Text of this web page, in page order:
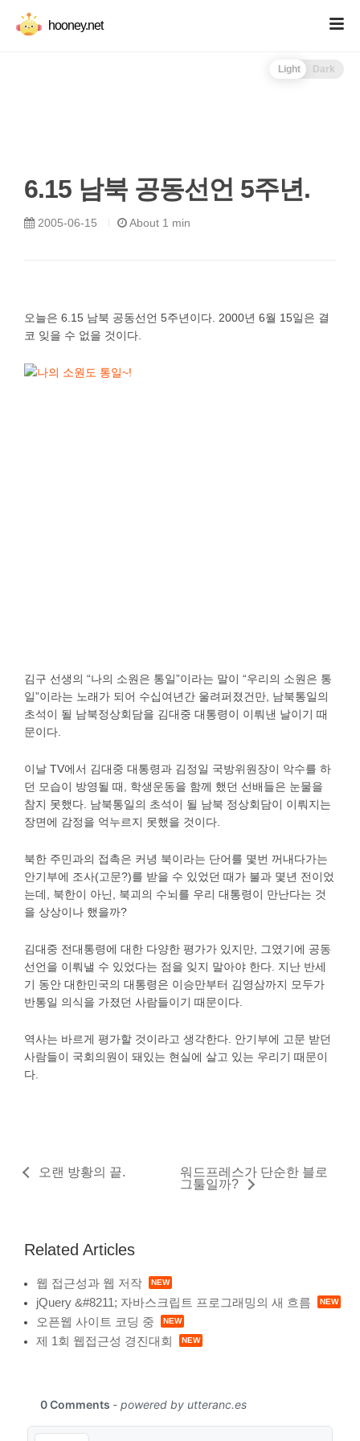
hooney.net
Light Dark
6.15 남북 공동선언 5주년.
2005-06-15 About 1 min
오늘은 6.15 남북 공동선언 5주년이다. 2000년 6월 15일은 결
코 잊을 수 없을 것이다.
김구 선생의 “나의 소원은 통일”이라는 말이 “우리의 소원은 통
일”이라는 노래가 되어 수십여년간 울려퍼졌건만, 남북통일의
초석이 될 남북정상회담을 김대중 대통령이 이뤄낸 날이기 때
문이다.
이날 TV에서 김대중 대통령과 김정일 국방위원장이 악수를 하
던 모습이 방영될 때, 학생운동을 함께 했던 선배들은 눈물을
참지 못했다. 남북통일의 초석이 될 남북 정상회담이 이뤄지는
장면에 감정을 억누르지 못했을 것이다.
북한 주민과의 접촉은 커녕 북이라는 단어를 몇번 꺼내다가는
안기부에 조사(고문?)를 받을 수 있었던 때가 불과 몇년 전이었
는데, 북한이 아닌, 북괴의 수뇌를 우리 대통령이 만난다는 것
을 상상이나 했을까?
김대중 전대통령에 대한 다양한 평가가 있지만, 그였기에 공동
선언을 이뤄낼 수 있었다는 점을 잊지 말아야 한다. 지난 반세
기 동안 대한민국의 대통령은 이승만부터 김영삼까지 모두가
반통일 의식을 가졌던 사람들이기 때문이다.
역사는 바르게 평가할 것이라고 생각한다. 안기부에 고문 받던
사람들이 국회의원이 돼있는 현실에 살고 있는 우리기 때문이
다.
오랜 방황의 끝.
워드프레스가 단순한 블로
그툴일까?
Related Articles
웹 접근성과 웹 저작
jQuery &#8211; 자바스크립트 프로그래밍의 새 흐름
오픈웹 사이트 코딩 중
제 1회 웹접근성 경진대회